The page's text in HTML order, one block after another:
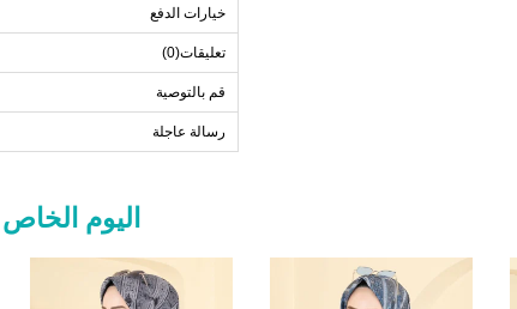
خيارات الدفع
تعليقات(0)
قم بالتوصية
رسالة عاجلة
اليوم الخاص